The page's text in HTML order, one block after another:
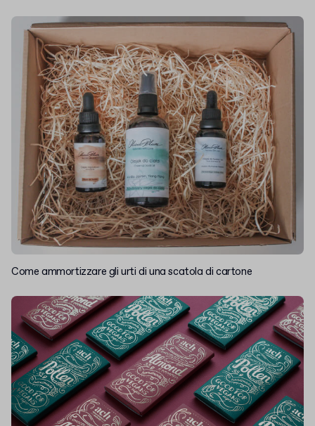
Come ammortizzare gli urti di una scatola di cartone